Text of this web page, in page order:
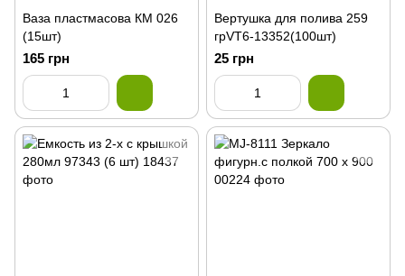
Ваза пластмасова КМ 026
(15шт)
165 грн
Вертушка для полива 259
грVT6-13352(100шт)
25 грн